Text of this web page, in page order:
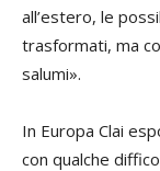
all’estero, le
trasformati, ma
salumi».
In Europa Clai
con qualche